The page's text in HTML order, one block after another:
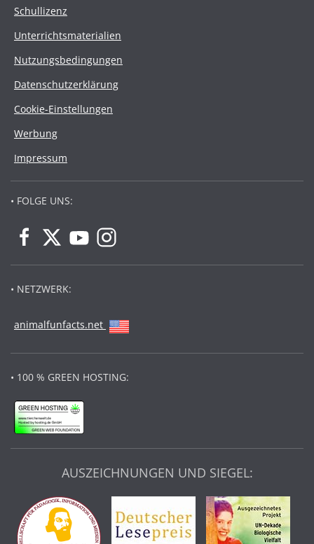
Schullizenz
Unterrichtsmaterialien
Nutzungsbedingungen
Datenschutzerklärung
Cookie-Einstellungen
Werbung
Impressum
• FOLGE UNS:
• NETZWERK:
animalfunfacts.net
• 100 % GREEN HOSTING:
AUSZEICHNUNGEN UND SIEGEL: